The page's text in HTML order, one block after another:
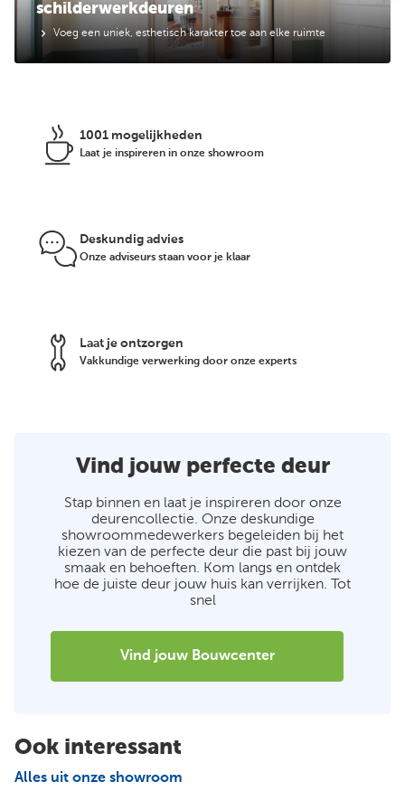
schilderwerkdeuren
Voeg een uniek, esthetisch karakter toe aan elke ruimte
1001 mogelijkheden
Laat je inspireren in onze showroom
Deskundig advies
Onze adviseurs staan voor je klaar
Laat je ontzorgen
Vakkundige verwerking door onze experts
Vind jouw perfecte deur
Stap binnen en laat je inspireren door onze
deurencollectie. Onze deskundige
showroommedewerkers begeleiden bij het
kiezen van de perfecte deur die past bij jouw
smaak en behoeften. Kom langs en ontdek
hoe de juiste deur jouw huis kan verrijken. Tot
snel
Vind jouw Bouwcenter
Ook interessant
Alles uit onze showroom